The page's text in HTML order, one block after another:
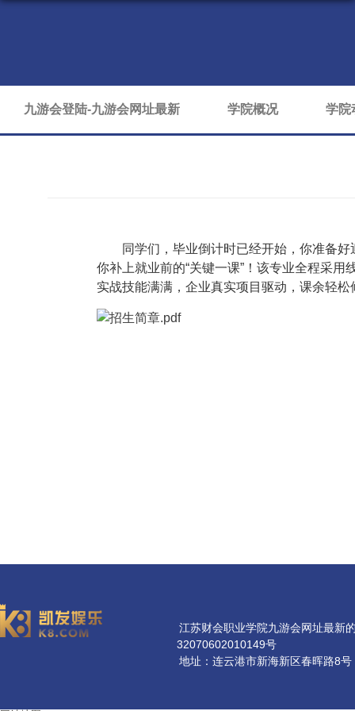
九游会登陆-九游会网址最新 学院概况 学院
同学们，毕业倒计时已经开始，你准备好
你补上就业前的“关键一课”！该专业全程采
实战技能满满，企业真实项目驱动，课余轻
招生简章.pdf
江苏财会职业学院九游会网址最新
32070602010149号
地址：连云港市新海新区春晖路8